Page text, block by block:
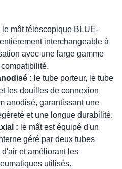
le mât télescopique BLUE-
interchangeable à
avec une large gamme
: le tube porteur, le tube
les douilles de connexion
anodisé, garantissant une
et une longue durabilité.
: le mât est équipé d'un
géré par deux tubes
et améliorant les
utilisés.